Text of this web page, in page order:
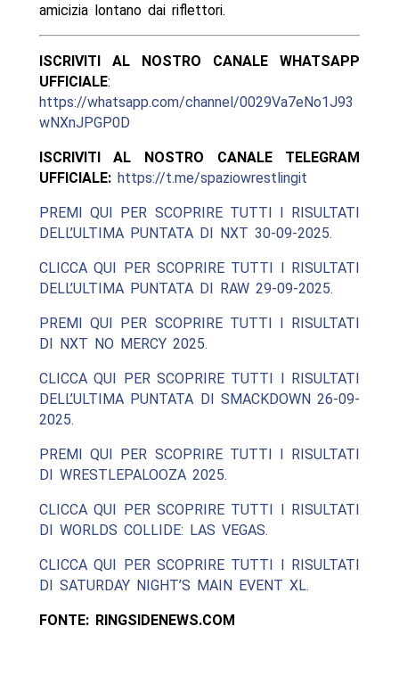
amicizia lontano dai riflettori.
ISCRIVITI AL NOSTRO CANALE WHATSAPP
UFFICIALE:
https://whatsapp.com/channel/0029Va7eNo1J93
wNXnJPGP0D
ISCRIVITI AL NOSTRO CANALE TELEGRAM
UFFICIALE: https://t.me/spaziowrestlingit
PREMI QUI PER SCOPRIRE TUTTI I RISULTATI
DELL’ULTIMA PUNTATA DI NXT 30-09-2025.
CLICCA QUI PER SCOPRIRE TUTTI I RISULTATI
DELL’ULTIMA PUNTATA DI RAW 29-09-2025.
PREMI QUI PER SCOPRIRE TUTTI I RISULTATI
DI NXT NO MERCY 2025.
CLICCA QUI PER SCOPRIRE TUTTI I RISULTATI
DELL’ULTIMA PUNTATA DI SMACKDOWN 26-09-
2025.
PREMI QUI PER SCOPRIRE TUTTI I RISULTATI
DI WRESTLEPALOOZA 2025.
CLICCA QUI PER SCOPRIRE TUTTI I RISULTATI
DI WORLDS COLLIDE: LAS VEGAS.
CLICCA QUI PER SCOPRIRE TUTTI I RISULTATI
DI SATURDAY NIGHT’S MAIN EVENT XL.
FONTE: RINGSIDENEWS.COM